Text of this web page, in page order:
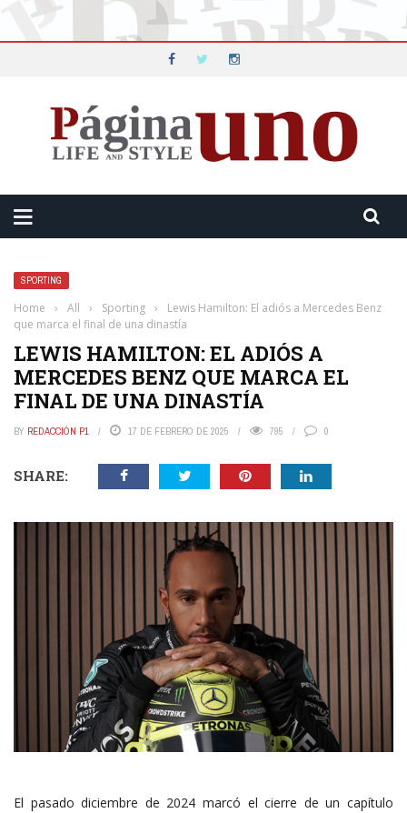
SPORTING
Home › All › Sporting ›
Lewis Hamilton: El adiós a Mercedes Benz
que marca el final de una dinastía
LEWIS HAMILTON: EL ADIÓS A
MERCEDES BENZ QUE MARCA EL
FINAL DE UNA DINASTÍA
BY REDACCIÓN P1 17 DE FEBRERO DE 2025 795 0
SHARE:
El pasado diciembre de 2024 marcó el cierre de un capítulo